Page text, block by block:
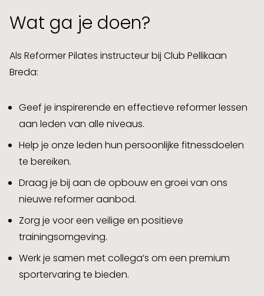
tijden je les gaat geven.
Wat ga je doen?
Als Reformer Pilates instructeur bij Club Pellikaan
Breda:
Geef je inspirerende en effectieve reformer lessen
aan leden van alle niveaus.
Help je onze leden hun persoonlijke fitnessdoelen
te bereiken.
Draag je bij aan de opbouw en groei van ons
nieuwe reformer aanbod.
Zorg je voor een veilige en positieve
trainingsomgeving.
Werk je samen met collega’s om een premium
sportervaring te bieden.